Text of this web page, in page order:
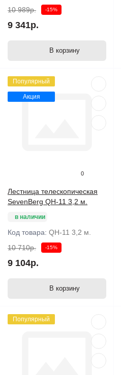
10 989р.
-15%
9 341р.
В корзину
Популярный
Акция
0
Лестница телескопическая
SevenBerg QH-11 3,2 м.
в наличии
Код товара: QH-11 3,2 м.
10 710р.
-15%
9 104р.
В корзину
Популярный